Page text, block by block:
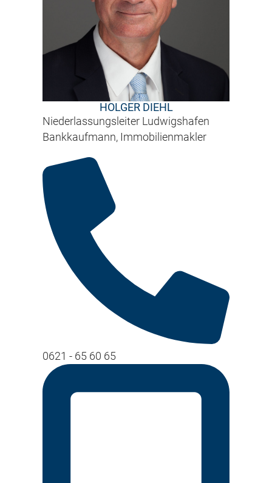
HOLGER DIEHL
Niederlassungsleiter Ludwigshafen
Bankkaufmann, Immobilienmakler
0621 - 65 60 65